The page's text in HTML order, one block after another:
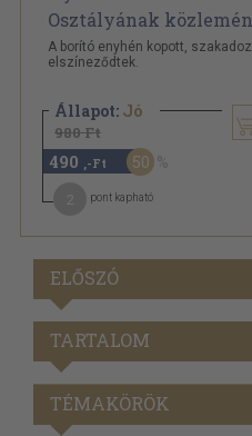
A borító enyhén kopott,
elszíneződtek.
Állapot: Jó
980 Ft
490 ,-Ft 50
pont kapható
ELŐSZÓ
TARTALOM
TÉMAKÖRÖK